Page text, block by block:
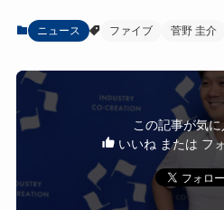
ニュース ファイブ 菅野 圭介
この記事が気
いいね または フ